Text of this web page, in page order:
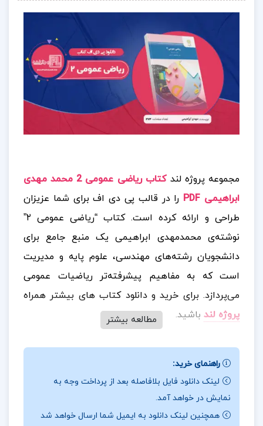
مجموعه پروژه لند
کتاب ریاضی عمومی 2 محمد مهدی
ابراهیمی PDF
را در قالب پی دی اف برای شما عزیزان
طراحی و ارائه کرده است. کتاب “ریاضی عمومی ۲”
نوشته‌ی محمدمهدی ابراهیمی یک منبع جامع برای
دانشجویان رشته‌های مهندسی، علوم پایه و مدیریت
است که به مفاهیم پیشرفته‌تر ریاضیات عمومی
می‌پردازد. برای خرید و دانلود کتاب های بیشتر همراه
پروژه لند باشید.
کتاب شامل ارائه‌ی تعاریف و قضایا به شیوه‌ای دقیق و
روشن، مثال های متنوع برای درک عمیق‌تر مفاهیم و
تمرین‌های کاربردی و متنوع برای افزایش مهارت حل مسئله
است. این کتاب می‌تواند یک منبع مهم برای دانشجویانی
مطالعه بیشتر
راهنمای خرید:
لینک دانلود فایل بلافاصله بعد از پرداخت وجه به
نمایش در خواهد آمد.
همچنین لینک دانلود به ایمیل شما ارسال خواهد شد